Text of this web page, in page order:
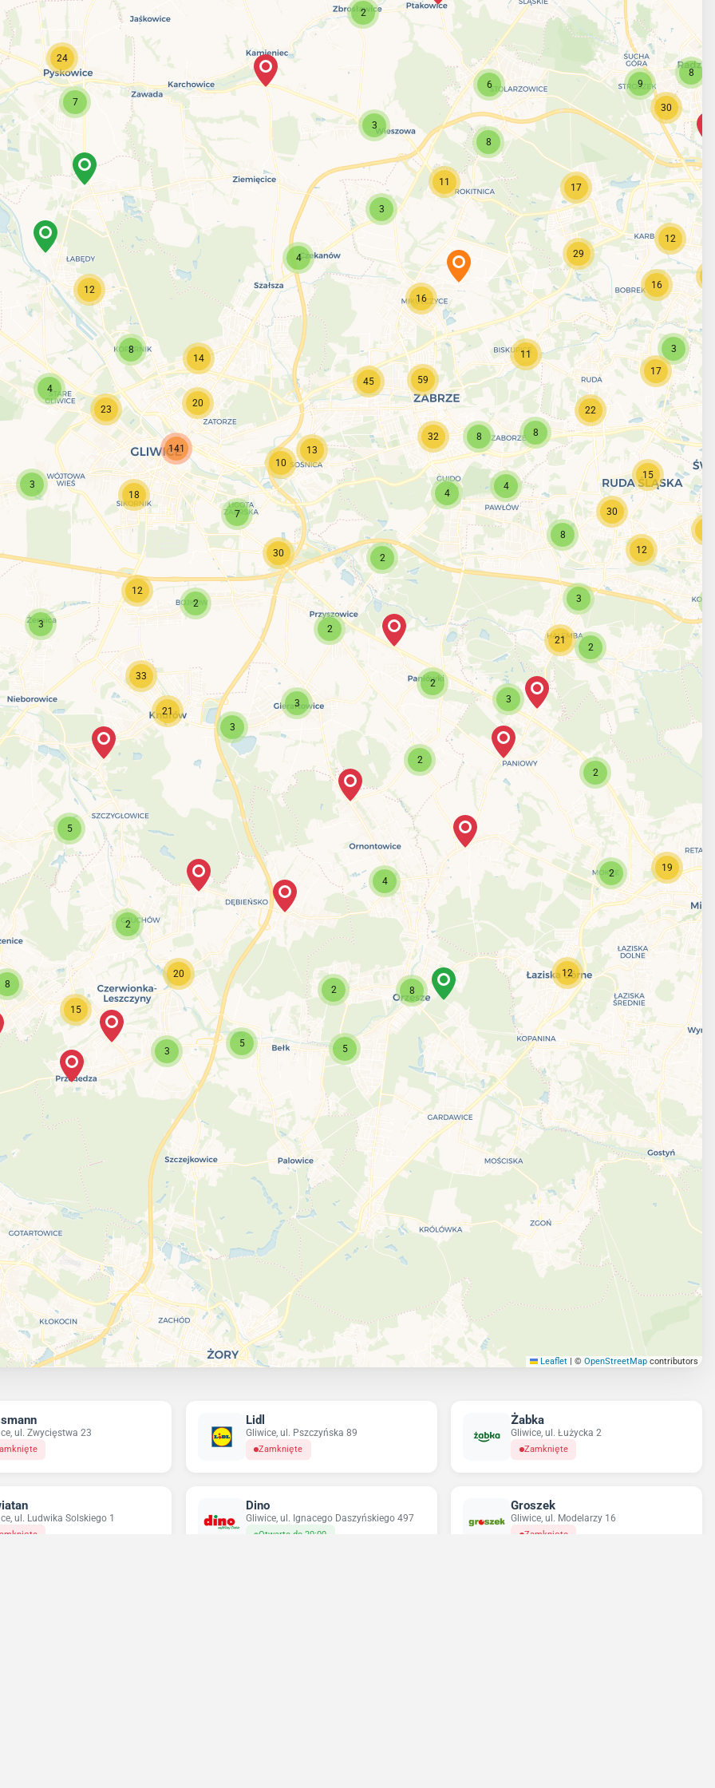
18
7
10
23
14
8
2
13
30
3
12
2
3
4
2
33
21
3
3
32
4
16
8
3
4
2
8
3
7
11
5
11
2
8
3
24
22
3
8
21
2
2
15
4
2
17
17
12
6
3
2
16
20
12
2
15
8
8
5
9
3 5
2
30
8
12
141
20
4
12
45 59
30
29
19
Leaflet | © OpenStreetMap contributors
ul. Zwycięstwa 23
Lidl
Gliwice, ul. Pszczyńska 89
Zamknięte
Żabka
Gliwice, ul. Łużycka 2
Zamknięte
ul. Ludwika Solskiego 1
Dino
Gliwice, ul. Ignacego Daszyńskiego 497
Otwarte do 20:00
Groszek
Gliwice, ul. Modelarzy 16
Zamknięte